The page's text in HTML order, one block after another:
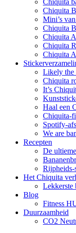
Chiquita
Chiquita
Mini’s
Chiquita
Chiquita
Chiquita
Chiquita
Likely the
Chiquita
It’s
Haal een
Chiquita-
Spotify-
We are
Recepten
De
Rijpheids-
Het Chiquita
Lekkerste
Blog
Fitness
Duurzaamheid
CO2